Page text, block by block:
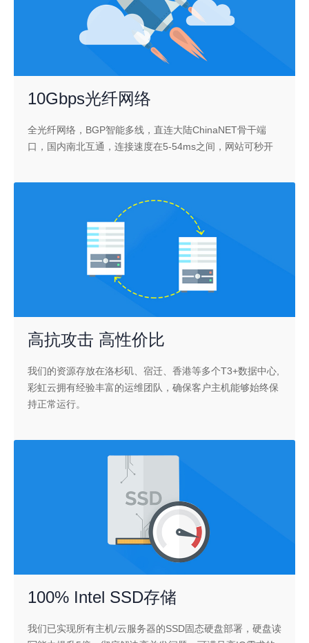
10Gbps光纤网络
全光纤网络，BGP智能多线，直连大陆ChinaNET骨干端
口，国内南北互通，连接速度在5-54ms之间，网站可秒开
高抗攻击 高性价比
我们的资源存放在洛杉矶、宿迁、香港等多个T3+数据中心,
彩虹云拥有经验丰富的运维团队，确保客户主机能够始终保
持正常运行。
100% Intel SSD存储
我们已实现所有主机/云服务器的SSD固态硬盘部署，硬盘读